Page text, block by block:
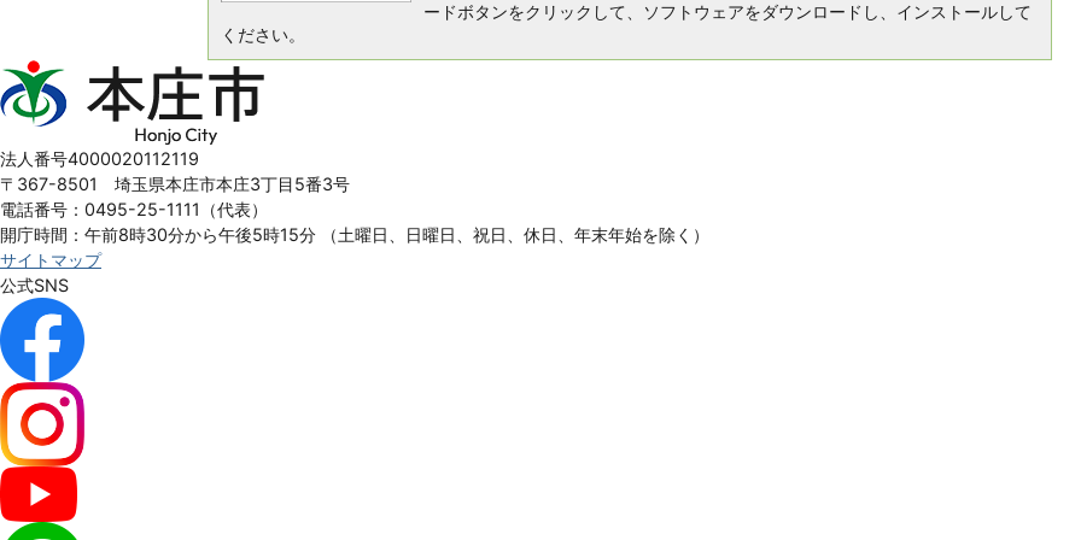
ードボタンをクリックして、ソフトウェアをダウンロードし、インストールして
ください。
本
庄
Honjo
City
法人番号4000020112119
〒367-8501 埼玉県本庄市本庄3丁目5番3号
電話番号：0495-25-1111（代表）
開庁時間：午前8時30分から午後5時15分
（土曜日、日曜日、祝日、休日、年末年始を除く）
サイトマップ
公式SNS